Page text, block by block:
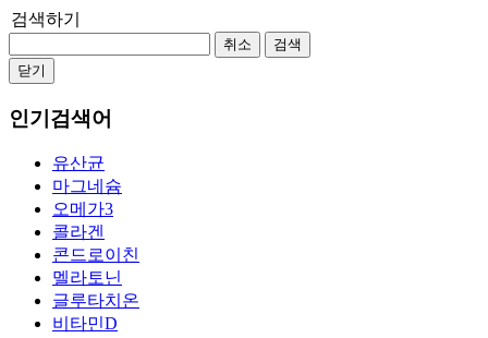
검색하기
취소
검색
닫기
인기검색어
유산균
마그네슘
오메가3
콜라겐
콘드로이친
멜라토닌
글루타치온
비타민D